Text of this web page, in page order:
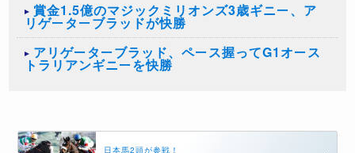
賞金1.5億のマジックミリオンズ3歳ギニー、ア
リゲーターブラッドが快勝
アリゲーターブラッド、ペース握ってG1オース
トラリアンギニーを快勝
日本馬2頭が参戦！